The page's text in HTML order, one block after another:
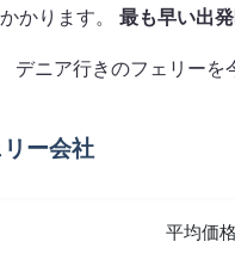
かかります。 最も早い出
デニア行きのフェリーを
ー会社
平均価格